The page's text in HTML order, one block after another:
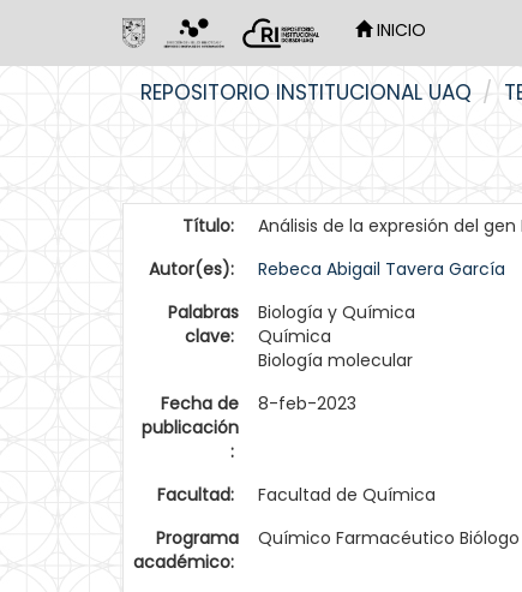
INICIO
REPOSITORIO INSTITUCIONAL UAQ
Título:
Análisis de la expresión del
Autor(es):
Rebeca Abigail Tavera García
Palabras
clave:
Biología y Química
Química
Biología molecular
Fecha de
publicación
:
8-feb-2023
Facultad:
Facultad de Química
Programa
académico:
Químico Farmacéutico Biólogo